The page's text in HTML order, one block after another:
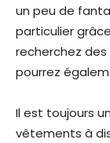
un peu de
particulier
recherchez
pourrez
Il est toujours
vêtements à